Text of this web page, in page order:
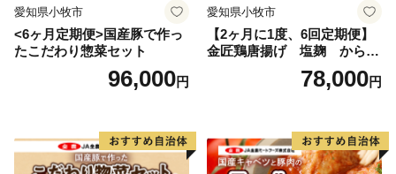
愛知県小牧市
<6ヶ月定期便>国産豚で作っ
たこだわり惣菜セット
96,000円
愛知県小牧市
【2ヶ月に1度、6回定期便】
金匠鶏唐揚げ 塩麹 からあ
78,000円